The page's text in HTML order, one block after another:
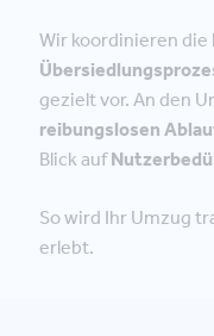
Wir koordinieren die
gezielt vor. An den
reibungslosen
Blick auf
So wird Ihr Umzug
erlebt.